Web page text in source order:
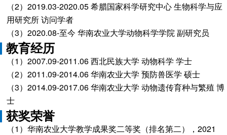
（2）2019.03-2020.05 希腊国家科学研究中心 生物科学与应
用研究所 访问学者
（3）2020.08-至今 华南农业大学动物科学学院 副研究员
教育经历
（1）2007.09-2011.06 西北民族大学 动物科学 学士
（2）2011.09-2014.06 华南农业大学 预防兽医学 硕士
（3）2014.09-2017.06 华南农业大学 动物遗传育种与繁殖 博
士
获奖荣誉
（1）华南农业大学教学成果奖二等奖（排名第二），2021